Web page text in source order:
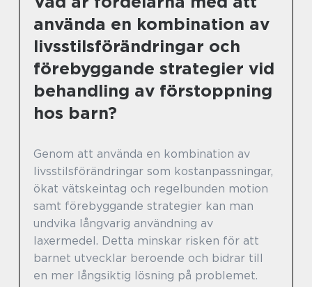
använda en kombination av
livsstilsförändringar och
förebyggande strategier vid
behandling av förstoppning
hos barn?
Genom att använda en kombination av
livsstilsförändringar som kostanpassningar,
ökat vätskeintag och regelbunden motion
samt förebyggande strategier kan man
undvika långvarig användning av
laxermedel. Detta minskar risken för att
barnet utvecklar beroende och bidrar till
en mer långsiktig lösning på problemet.